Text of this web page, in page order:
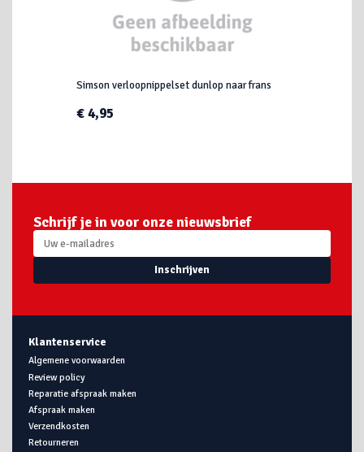
Simson verloopnippelset dunlop naar frans
€ 4,95
Schrijf je in voor onze nieuwsbrief
Inschrijven
Klantenservice
Algemene voorwaarden
Review policy
Reparatie afspraak maken
Afspraak maken
Verzendkosten
Retourneren